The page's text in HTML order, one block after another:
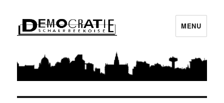
Démocratie Schaerbeekoise
MENU